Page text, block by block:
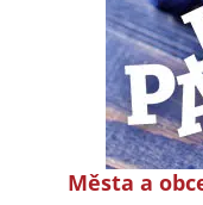
Města a